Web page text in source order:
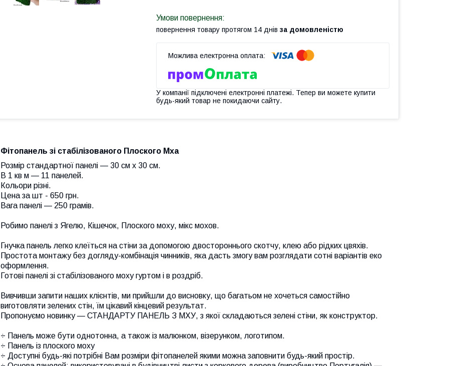
повернення товару протягом 14 днів за домовленістю
У компанії підключені електронні платежі. Тепер ви можете купити
будь-який товар не покидаючи сайту.
Фітопанель зі стабілізованого Плоского Мха
Розмір стандартної панелі — 30 см х 30 см.
В 1 кв м — 11 панелей.
Кольори різні.
Цена за шт - 650 грн.
Вага панелі — 250 грамів.
Робимо панелі з Ягелю, Кішечок, Плоского моху, мікс мохов.
Гнучка панель легко клеїться на стіни за допомогою двостороннього скотчу, клею або рідких цвяхів.
Простота монтажу без догляду-комбінація чинників, яка дасть змогу вам розглядати сотні варіантів еко
оформлення.
Готові панелі зі стабілізованого моху гуртом і в роздріб.
Вивчивши запити наших клієнтів, ми прийшли до висновку, що багатьом не хочеться самостійно
виготовляти зелених стін, їм цікавий кінцевий результат.
Пропонуємо новинку — СТАНДАРТУ ПАНЕЛЬ З МХУ, з якої складаються зелені стіни, як конструктор.
÷ Панель може бути однотонна, а також із малюнком, візерунком, логотипом.
÷ Панель із плоского моху
÷ Доступні будь-які потрібні Вам розміри фітопанелей якими можна заповнити будь-який простір.